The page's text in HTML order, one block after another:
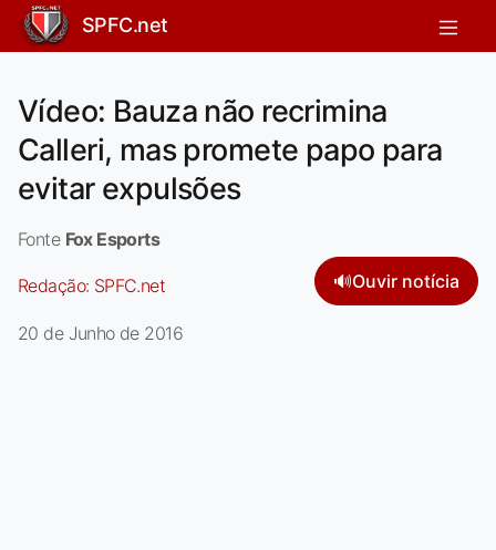
SPFC.net
Vídeo: Bauza não recrimina
Calleri, mas promete papo para
evitar expulsões
Fonte Fox Esports
Redação: SPFC.net 🔊Ouvir notícia
20 de Junho de 2016